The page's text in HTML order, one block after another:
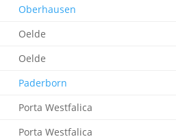
Oberhausen
Oelde
Oelde
Paderborn
Porta Westfalica
Porta Westfalica